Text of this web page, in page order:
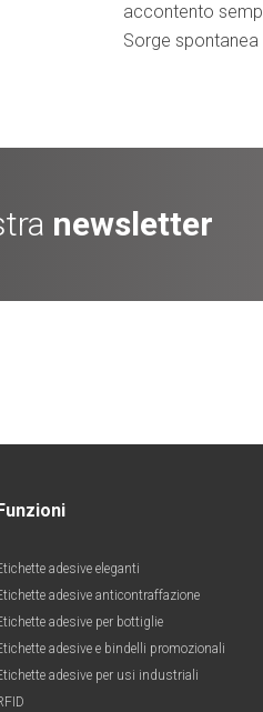
accontento
Sorge spontanea
newsletter
adesive eleganti
adesive anticontraffazione
adesive per bottiglie
adesive e bindelli promozionali
adesive per usi industriali